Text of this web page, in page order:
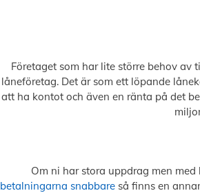
Företaget som har lite större behov
låneföretag. Det är som ett löpande
att ha kontot och även en ränta på det
Om ni har stora uppdrag men
betalningarna snabbare så finns en